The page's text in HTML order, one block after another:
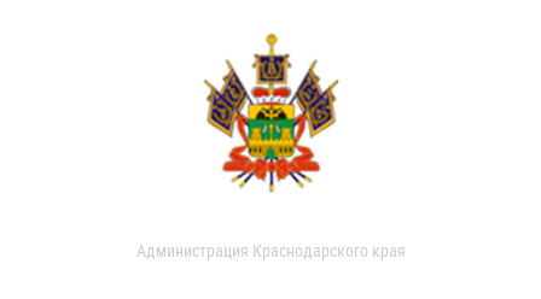
Администрация Краснодарского края